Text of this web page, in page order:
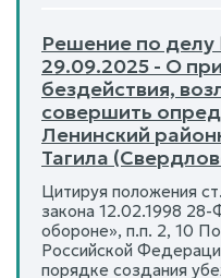
Решение по
29.09.2025 - О
бездействия,
совершить
Ленинский
Тагила
Цитируя положения
закона 12.02.1998
обороне», п.п. 2, 10
Российской
порядке создания